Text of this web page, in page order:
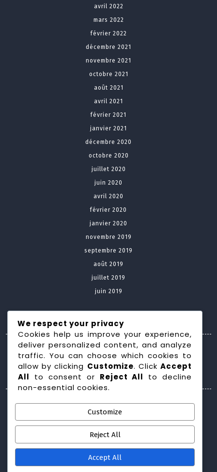
avril 2022
mars 2022
février 2022
décembre 2021
novembre 2021
octobre 2021
août 2021
avril 2021
février 2021
janvier 2021
décembre 2020
octobre 2020
juillet 2020
juin 2020
avril 2020
février 2020
janvier 2020
novembre 2019
septembre 2019
août 2019
juillet 2019
juin 2019
Meta
Connexion
Categories
Domotique
Energies renouvelables
Menuiserie intérieure et extérieure
We respect your privacy
Cookies help us improve your experience,
deliver personalized content, and analyze
traffic. You can choose which cookies to
allow by clicking Customize. ClickAccept
All to consent or Reject All
to decline
non-essential cookies.
Customize
Reject All
Accept All